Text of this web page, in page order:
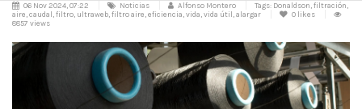
06 Nov 2024, 07:22 Noticias Alfonso Montero
Tags: Donaldson, filtración,
aire, caudal, filtro, ultraweb, filtro aire, eficiencia, vida, vida útil, alargar
0 likes
8857 views